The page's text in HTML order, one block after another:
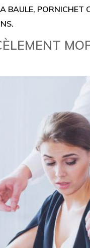
BAULE, PORNICHET